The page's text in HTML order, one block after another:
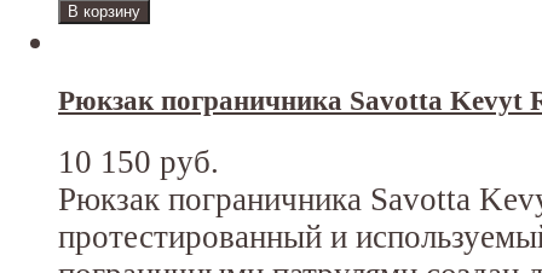
Рюкзак пограничника Savotta Kevyt
10 150 руб.
Рюкзак пограничника Savotta
протестированный и